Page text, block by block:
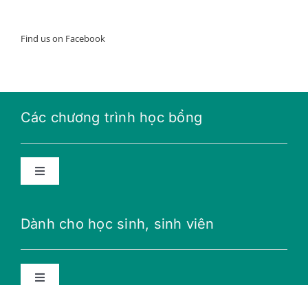
Find us on Facebook
Các chương trình học bổng
Toggle
Học bổng THPT
Dành cho học sinh, sinh viên